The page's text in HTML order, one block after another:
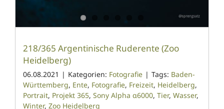
218/365 Argentinische Ruderente (Zoo
Heidelberg)
06.08.2021 | Kategorien: Fotografie | Tags: Baden-
Württemberg, Ente, Fotografie, Freizeit, Heidelberg,
Portrait, Projekt 365, Sony Alpha α6000, Tier, Wasser,
Winter, Zoo Heidelberg